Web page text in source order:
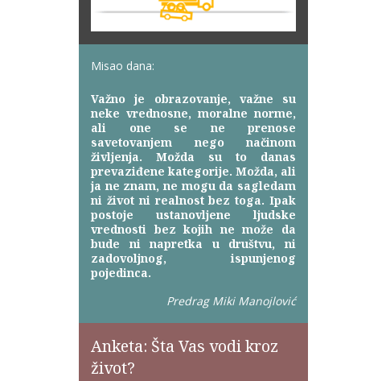
Misao dana:
Važno je obrazovanje, važne su
neke vrednosne, moralne norme,
ali one se ne prenose
savetovanjem nego načinom
življenja. Možda su to danas
prevaziđene kategorije. Možda, ali
ja ne znam, ne mogu da sagledam
ni život ni realnost bez toga. Ipak
postoje ustanovljene ljudske
vrednosti bez kojih ne može da
bude ni napretka u društvu, ni
zadovoljnog, ispunjenog
pojedinca.
Predrag Miki Manojlović
Anketa: Šta Vas vodi kroz
život?